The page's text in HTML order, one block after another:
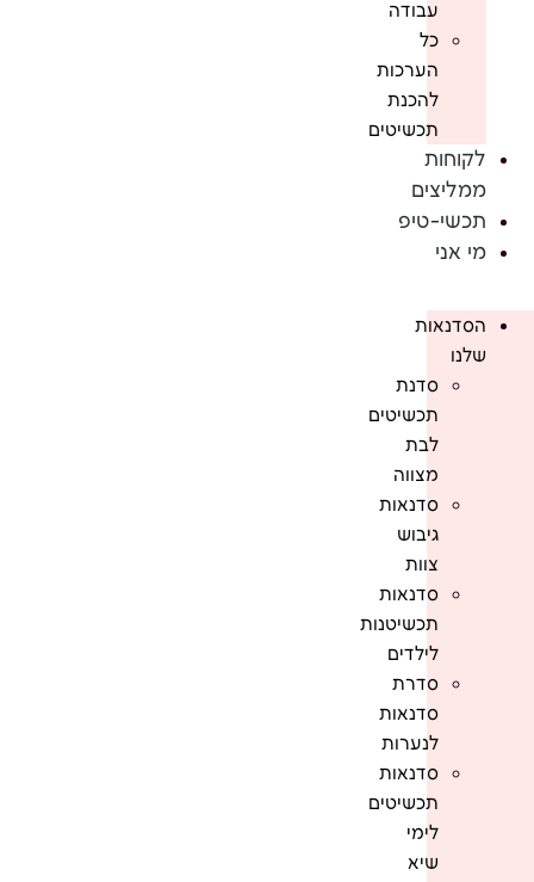
עבודה
כל
הערכות
להכנת
תכשיטים
לקוחות
ממליצים
תכשי-טיפ
מי אני
הסדנאות
שלנו
סדנת
תכשיטים
לבת
מצווה
סדנאות
גיבוש
צוות
סדנאות
תכשיטנות
לילדים
סדרת
סדנאות
לנערות
סדנאות
תכשיטים
לימי
שיא